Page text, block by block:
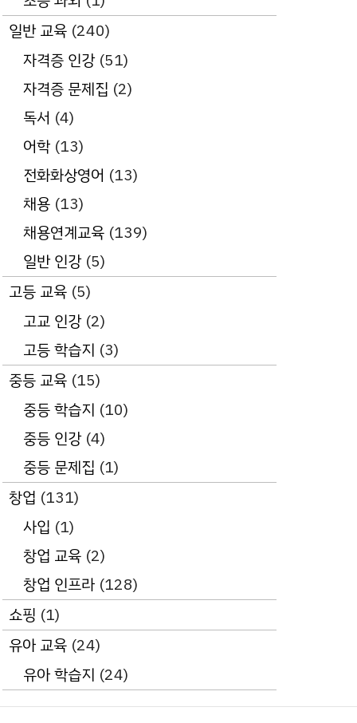
일반 교육 (240)
자격증 인강(51)
자격증 문제집 (2)
독서 (4)
어학 (13)
전화화상영어 (13)
채용 (13)
채용연계교육 (139)
일반 인강(5)
고등 교육 (5)
고교 인강(2)
고등 학습지 (3)
중등 교육 (15)
중등 학습지 (10)
중등 인강(4)
중등 문제집 (1)
창업 (131)
사입 (1)
창업 교육 (2)
창업 인프라 (128)
쇼핑 (1)
유아 교육 (24)
유아 학습지 (24)